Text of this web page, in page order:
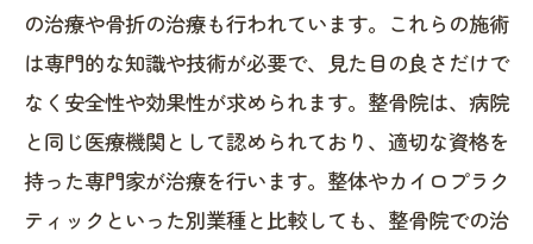
の治療や骨折の治療も行われています。これらの施術
は専門的な知識や技術が必要で、見た目の良さだけで
なく安全性や効果性が求められます。整骨院は、病院
と同じ医療機関として認められており、適切な資格を
持った専門家が治療を行います。整体やカイロプラク
ティックといった別業種と比較しても、整骨院での治